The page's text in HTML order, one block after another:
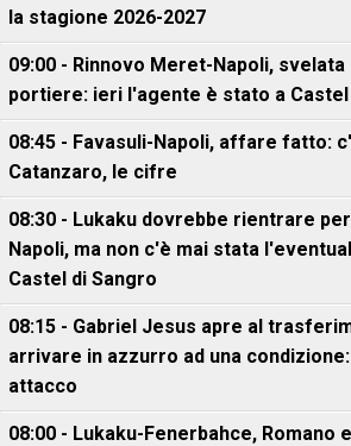
la stagione 2026-2027
09:00 - Rinnovo Meret-Napoli,
portiere: ieri l'agente è stato a Castel
08:45 - Favasuli-Napoli, affare fatto:
Catanzaro, le cifre
08:30 - Lukaku dovrebbe rientrare
Napoli, ma non c'è mai stata
Castel di Sangro
08:15 - Gabriel Jesus apre al
arrivare in azzurro ad una
attacco
08:00 - Lukaku-Fenerbahce, Romano